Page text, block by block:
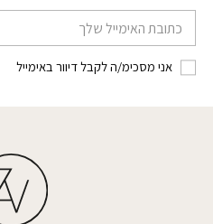
דוא׳׳ל
אני מסכימ/ה לקבל דיוור באימייל